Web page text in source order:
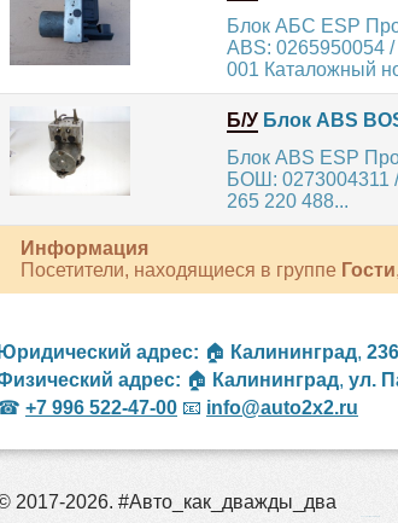
Блок АБС ESP
ABS: 0265950054
001 Каталожный
Б/У Блок ABS
Блок ABS ESP
БОШ: 0273004311 /
265 220 488...
Информация
Посетители, находящиеся в группе Гости
Юридический адрес: 🏠 Калининград,
адрес: 🏠 Калининград, ул.
+7 996 522-47-00 📧 info@auto2x2.ru
2017-2026. #Авто_как_дважды_два